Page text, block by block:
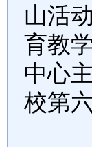
山活
育教
中心
校第